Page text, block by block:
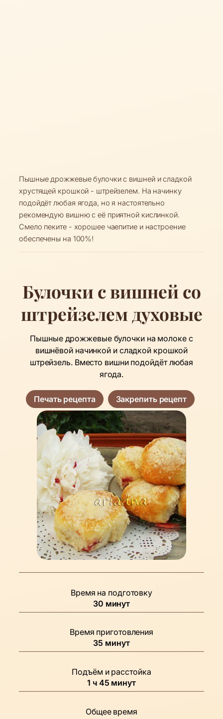
Пышные дрожжевые булочки с вишней и сладкой
хрустящей крошкой - штрейзелем. На начинку
подойдёт любая ягода, но я настоятельно
рекомендую вишню с её приятной кислинкой.
Смело пеките - хорошее чаепитие и настроение
обеспечены на 100%!
Булочки с вишней со
штрейзелем духовые
Пышные дрожжевые булочки на молоке с
вишнёвой начинкой и сладкой крошкой
штрейзель. Вместо вишни подойдёт любая
ягода.
Печать рецепта Закрепить рецепт
Время на подготовку
30минуты
минут
Время приготовления
35 минуты
минут
Подъём и расстойка
1час
ч 45минуты
минут
Общее время